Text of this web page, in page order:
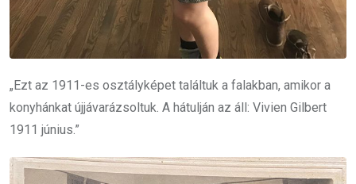
„Ezt az 1911-es osztályképet találtuk a falakban, amikor a
konyhánkat újjávarázsoltuk. A hátulján az áll: Vivien Gilbert
1911 június.”